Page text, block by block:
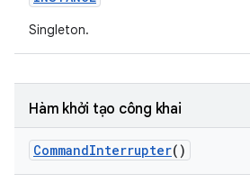
Singleton.
Hàm khởi tạo công khai
CommandInterrupter()